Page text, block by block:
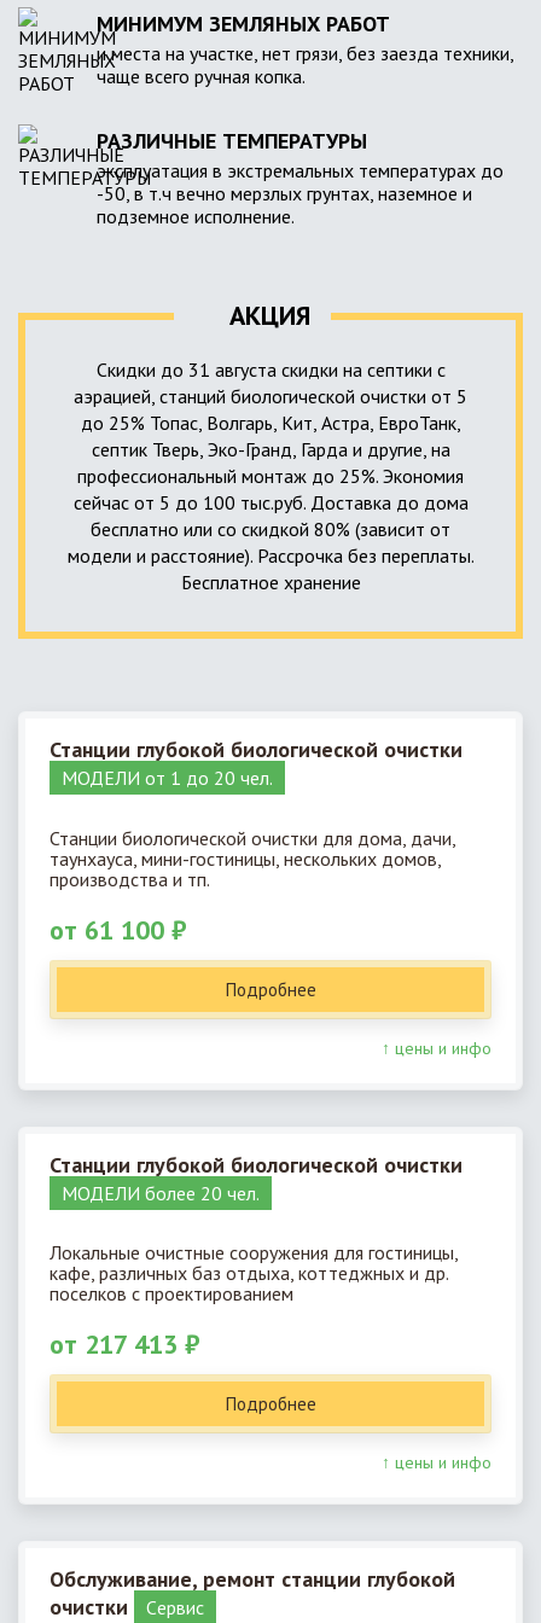
МИНИМУМ ЗЕМЛЯНЫХ РАБОТ
и места на участке, нет грязи, без заезда техники,
чаще всего ручная копка.
РАЗЛИЧНЫЕ ТЕМПЕРАТУРЫ
эксплуатация в экстремальных температурах до
-50, в т.ч вечно мерзлых грунтах, наземное и
подземное исполнение.
АКЦИЯ
Скидки до 31 августа скидки на септики с
аэрацией, станций биологической очистки от 5
до 25% Топас, Волгарь, Кит, Астра, ЕвроТанк,
септик Тверь, Эко-Гранд, Гарда и другие, на
профессиональный монтаж до 25%. Экономия
сейчас от 5 до 100 тыс.руб. Доставка до дома
бесплатно или со скидкой 80% (зависит от
модели и расстояние). Рассрочка без переплаты.
Бесплатное хранение
Станции глубокой биологической очистки
МОДЕЛИ от 1 до 20 чел.
Станции биологической очистки для дома, дачи,
таунхауса, мини-гостиницы, нескольких домов,
производства и тп.
от 61 100 ₽
Подробнее
↑ цены и инфо
Станции глубокой биологической очистки
МОДЕЛИ более 20 чел.
Локальные очистные сооружения для гостиницы,
кафе, различных баз отдыха, коттеджных и др.
поселков с проектированием
от 217 413 ₽
Подробнее
↑ цены и инфо
Обслуживание, ремонт станции глубокой
очистки
Cервис